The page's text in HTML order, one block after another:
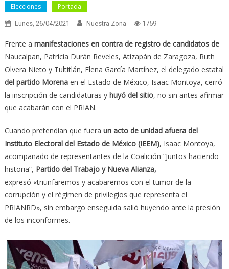
Elecciones Portada
Lunes, 26/04/2021 Nuestra Zona 1759
Frente a manifestaciones en contra de registro de candidatos de
Naucalpan, Patricia Durán Reveles, Atizapán de Zaragoza, Ruth
Olvera Nieto y Tultitlán, Elena García Martínez, el delegado estatal
del partido Morenaen el Estado de México, Isaac Montoya, cerró
la inscripción de candidaturas y huyó del sitio, no sin antes afirmar
que acabarán con el PRIAN.
Cuando pretendían que fuera un acto de unidad afuera del
Instituto Electoral del Estado de México (IEEM), Isaac Montoya,
acompañado de representantes de la Coalición “Juntos haciendo
historia”, Partido del Trabajo y Nueva Alianza,
expresó «triunfaremos y acabaremos con el tumor de la
corrupción y el régimen de privilegios que representa el
PRIANRD», sin embargo enseguida salió huyendo ante la presión
de los inconformes.